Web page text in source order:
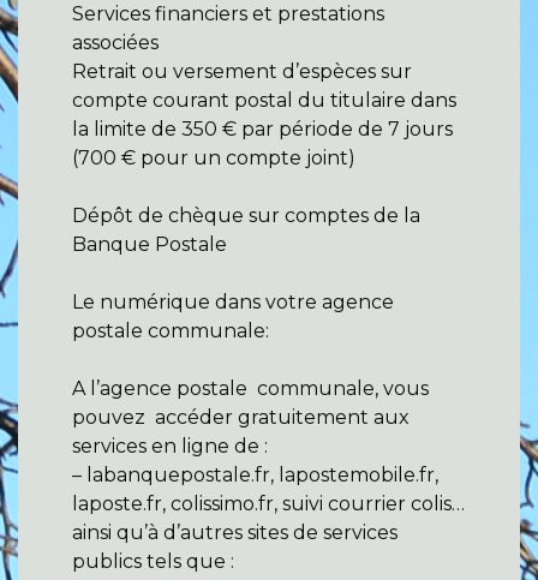
Services financiers et prestations
associées
Retrait ou versement d’espèces sur
compte courant postal du titulaire dans
la limite de 350 € par période de 7 jours
(700 € pour un compte joint)
Dépôt de chèque sur comptes de la
Banque Postale
Le numérique dans votre agence
postale communale:
A l’agence postale communale, vous
pouvez accéder gratuitement aux
services en ligne de :
– labanquepostale.fr, lapostemobile.fr,
laposte.fr, colissimo.fr, suivi courrier colis…
ainsi qu’à d’autres sites de services
publics tels que :